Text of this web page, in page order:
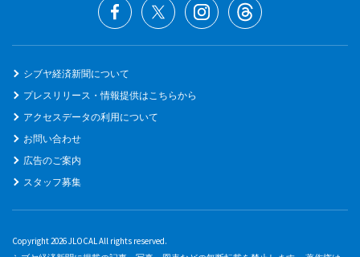
シブヤ経済新聞について
プレスリリース・情報提供はこちらから
アクセスデータの利用について
お問い合わせ
広告のご案内
スタッフ募集
Copyright 2026 JLOCAL All rights reserved.